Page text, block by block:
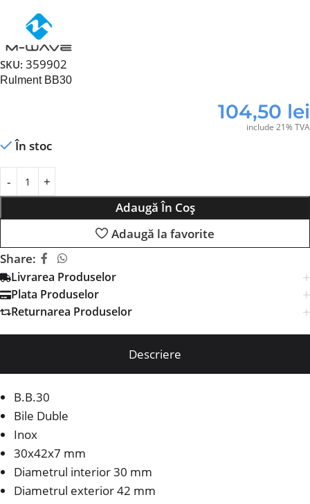
SKU: 359902
Rulment BB30
104,50 lei
include 21% TVA
În stoc
Adaugă În Coș
Adaugă la favorite
Share:
Livrarea Produselor
Plata Produselor
Returnarea Produselor
Descriere
B.B.30
Bile Duble
Inox
30x42x7 mm
Diametrul interior 30 mm
Diametrul exterior 42 mm